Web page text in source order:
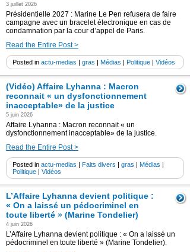
3 juillet 2026
Présidentielle 2027 : Marine Le Pen refusera de faire
campagne avec un bracelet électronique en cas de
condamnation par la cour d’appel de Paris.
Read the Entire Post >
Posted in actu-medias | gras | Médias | Politique | Vidéos
(Vidéo) Affaire Lyhanna : Macron
reconnait « un dysfonctionnement
inacceptable» de la justice
5 juin 2026
Affaire Lyhanna : Macron reconnait « un
dysfonctionnement inacceptable» de la justice.
Read the Entire Post >
Posted in actu-medias | Faits divers | gras | Médias |
Politique | Vidéos
L’Affaire Lyhanna devient politique :
« On a laissé un pédocriminel en
toute liberté » (Marine Tondelier)
4 juin 2026
L’Affaire Lyhanna devient politique : « On a laissé un
pédocriminel en toute liberté » (Marine Tondelier).